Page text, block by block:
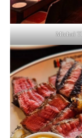
Michał